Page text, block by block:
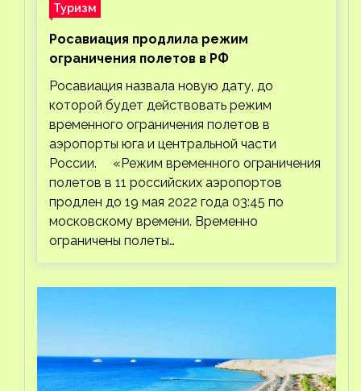
Туризм
Росавиация продлила режим
ограничения полетов в РФ
Росавиация назвала новую дату, до
которой будет действовать режим
временного ограничения полетов в
аэропорты юга и центральной части
России. «Режим временного ограничения
полетов в 11 российских аэропортов
продлен до 19 мая 2022 года 03:45 по
московскому времени. Временно
ограничены полеты…